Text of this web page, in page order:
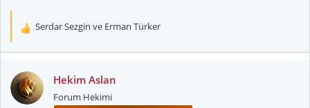
T
k
i
l
Serdar Sezgin ve Erman Türker
Hekim Aslan
Forum Hekimi